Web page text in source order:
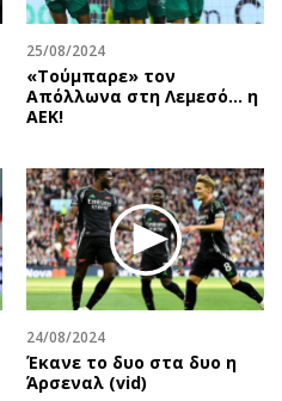
25/08/2024
«Τούμπαρε» τον
Απόλλωνα στη Λεμεσό… η
ΑΕΚ!
24/08/2024
Έκανε το δυο στα δυο η
Άρσεναλ (vid)